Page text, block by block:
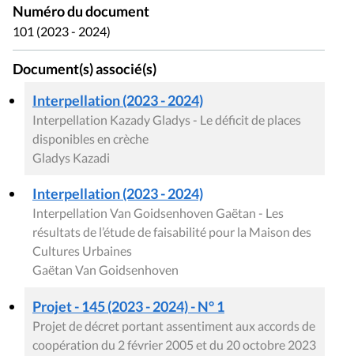
Numéro du document
101 (2023 - 2024)
Document(s) associé(s)
Interpellation (2023 - 2024)
Interpellation Kazady Gladys - Le déficit de places
disponibles en crèche
Gladys Kazadi
Interpellation (2023 - 2024)
Interpellation Van Goidsenhoven Gaëtan - Les
résultats de l’étude de faisabilité pour la Maison des
Cultures Urbaines
Gaëtan Van Goidsenhoven
Projet - 145 (2023 - 2024) - N° 1
Projet de décret portant assentiment aux accords de
coopération du 2 février 2005 et du 20 octobre 2023